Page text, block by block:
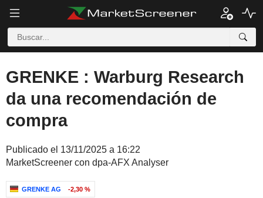
GRENKE : Warburg Research
da una recomendación de
compra
Publicado el 13/11/2025 a 16:22
MarketScreener con dpa-AFX Analyser
GRENKE AG -2,30 %